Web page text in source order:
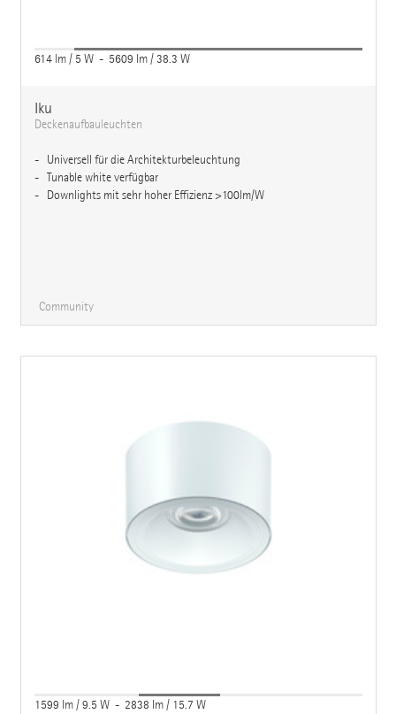
614 lm / 5 W - 5609 lm / 38.3 W
Iku
Deckenaufbauleuchten
Universell für die Architekturbeleuchtung
Tunable white verfügbar
Downlights mit sehr hoher Effizienz >100lm/W
Community
1599 lm / 9.5 W - 2838 lm / 15.7 W